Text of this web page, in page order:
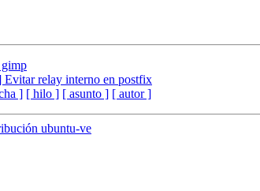
Evitar relay interno en postfix
] [ hilo ] [ asunto ] [ autor ]
ubuntu-ve